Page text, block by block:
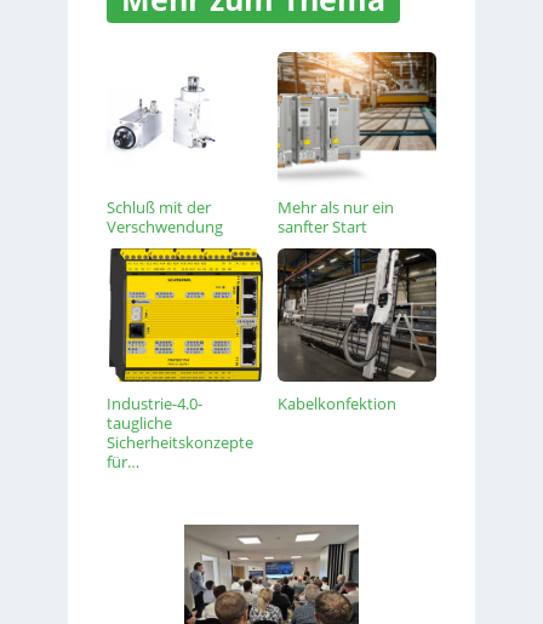
Schluß mit der
Verschwendung
Mehr als nur ein
sanfter Start
Industrie-4.0-
taugliche
Sicherheitskonzepte
für…
Kabelkonfektion